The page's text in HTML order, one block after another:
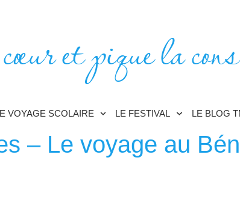
et pique la
VOYAGE SCOLAIRE LE FESTIVAL LE BLOG
– Le voyage au